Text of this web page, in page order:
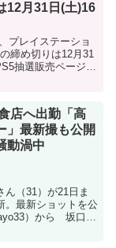
12月31日(土)16
プレイステーショ
締め切りは12月31
抽選販売ページ
店へ出勤「高
」最新撮も公開
動渦中
ん（31）が21日ま
。最新ショットを公
）から 坂口さ